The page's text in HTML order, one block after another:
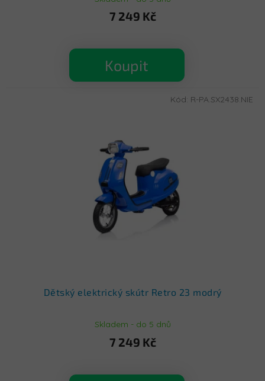
7 249 Kč
Koupit
Dětský elektrický skútr Retro 23 modrý
Skladem - do 5 dnů
7 249 Kč
Kód: R-PA.SX2438.NIE